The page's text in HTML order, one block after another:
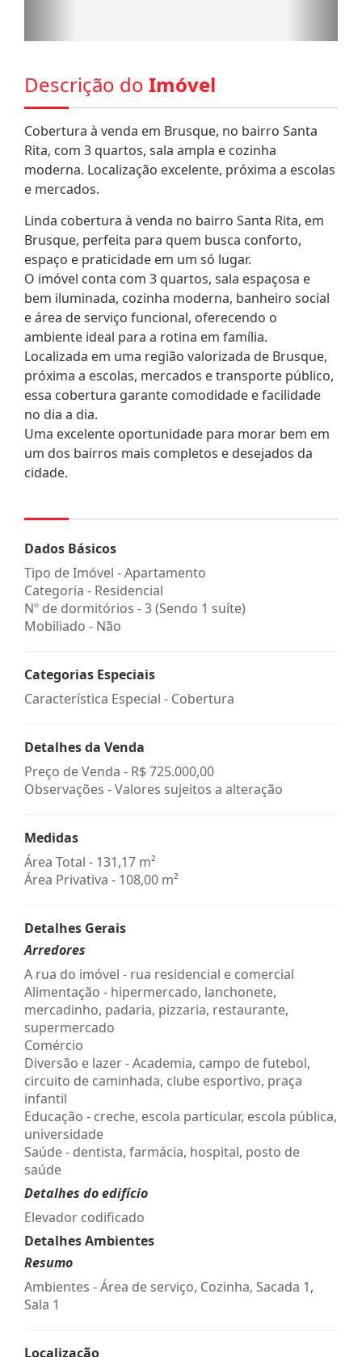
Descrição do Imóvel
Cobertura à venda em Brusque, no bairro Santa
Rita, com 3 quartos, sala ampla e cozinha
moderna. Localização excelente, próxima a escolas
e mercados.
Linda cobertura à venda no bairro Santa Rita, em
Brusque, perfeita para quem busca conforto,
espaço e praticidade em um só lugar.
O imóvel conta com 3 quartos, sala espaçosa e
bem iluminada, cozinha moderna, banheiro social
e área de serviço funcional, oferecendo o
ambiente ideal para a rotina em família.
Localizada em uma região valorizada de Brusque,
próxima a escolas, mercados e transporte público,
essa cobertura garante comodidade e facilidade
no dia a dia.
Uma excelente oportunidade para morar bem em
um dos bairros mais completos e desejados da
cidade.
Dados Básicos
Tipo de Imóvel - Apartamento
Categoria - Residencial
Nº de dormitórios - 3 (Sendo 1 suíte)
Mobiliado - Não
Categorias Especiais
Característica Especial - Cobertura
Detalhes da Venda
Preço de Venda - R$ 725.000,00
Observações - Valores sujeitos a alteração
Medidas
Área Total - 131,17 m²
Área Privativa - 108,00 m²
Detalhes Gerais
Arredores
A rua do imóvel - rua residencial e comercial
Alimentação - hipermercado, lanchonete,
mercadinho, padaria, pizzaria, restaurante,
supermercado
Comércio
Diversão e lazer - Academia, campo de futebol,
circuito de caminhada, clube esportivo, praça
infantil
Educação - creche, escola particular, escola pública,
universidade
Saúde - dentista, farmácia, hospital, posto de
saúde
Detalhes do edifício
Elevador codificado
Detalhes Ambientes
Resumo
Ambientes - Área de serviço, Cozinha, Sacada 1,
Sala 1
Localização